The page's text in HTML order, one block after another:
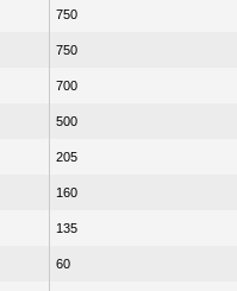
750
750
700
500
205
160
135
60